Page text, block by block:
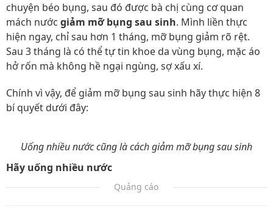
chuyện béo bụng, sau đó được bà chị cùng cơ quan
mách nước giảm mỡ bụng sau sinh. Mình liền thực
hiện ngay, chỉ sau hơn 1 tháng, mỡ bụng giảm rõ rệt.
Sau 3 tháng là có thể tự tin khoe da vùng bụng, mặc áo
hở rốn mà không hề ngại ngùng, sợ xấu xí.
Chính vì vậy, để giảm mỡ bụng sau sinh hãy thực hiện 8
bí quyết dưới đây:
Uống nhiều nước cũng là cách giảm mỡ bụng sau sinh
Hãy uống nhiều nước
Quảng cáo